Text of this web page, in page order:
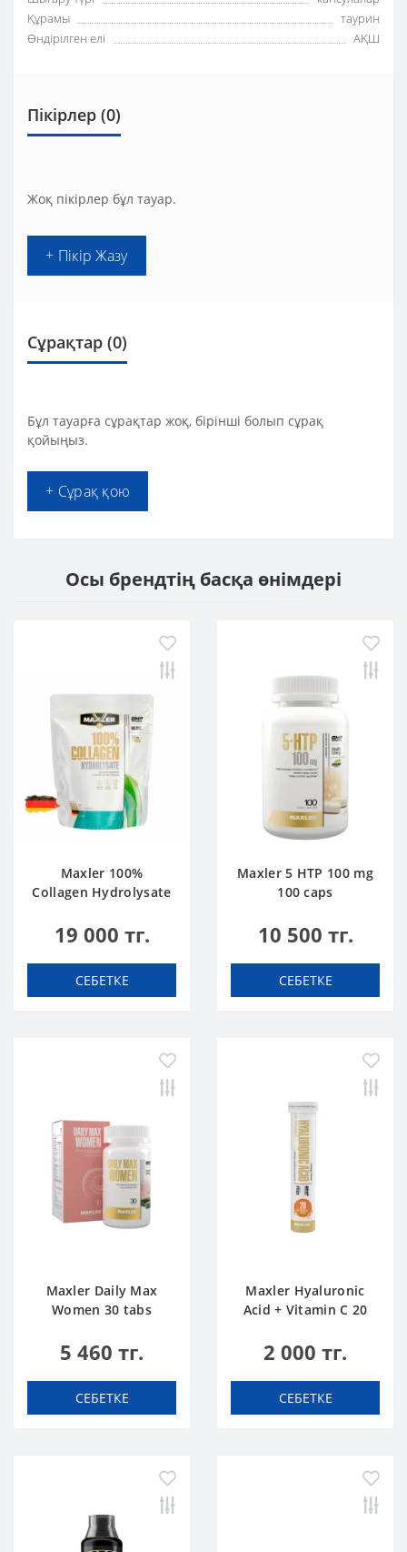
Құрамы
таурин
Өндірілген елі
АҚШ
Пікірлер (0)
Жоқ пікірлер бұл тауар.
+ Пікір Жазу
Сұрақтар (0)
Бұл тауарға сұрақтар жоқ, бірінші болып сұрақ
қойыңыз.
+ Сұрақ қою
Осы брендтің басқа өнімдері
Maxler 100%
Collagen Hydrolysate
19 000 тг.
СЕБЕТКЕ
Maxler 5 HTP 100 mg
100 caps
10 500 тг.
СЕБЕТКЕ
Maxler Daily Max
Women 30 tabs
5 460 тг.
СЕБЕТКЕ
Maxler Hyaluronic
Acid + Vitamin C 20
2 000 тг.
СЕБЕТКЕ